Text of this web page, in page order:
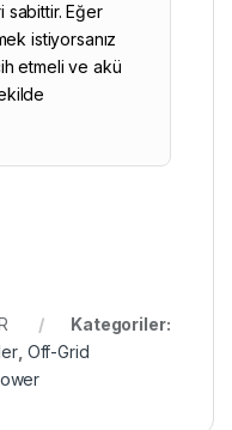
sabittir. Eğer
istiyorsanız
etmeli ve akü
Kategoriler:
, Off-Grid